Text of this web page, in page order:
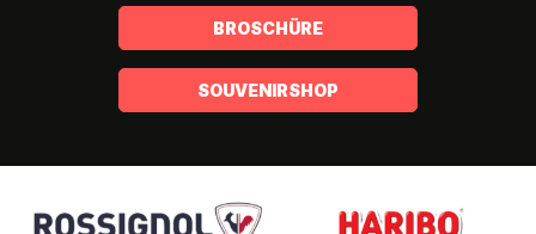
BROSCHÜRE
SOUVENIRSHOP